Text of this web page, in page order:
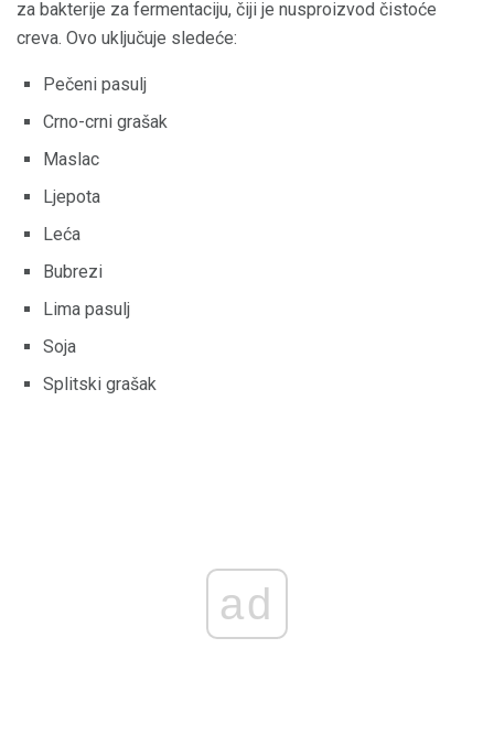
za bakterije za fermentaciju, čiji je nusproizvod čistoće
creva. Ovo uključuje sledeće:
Pečeni pasulj
Crno-crni grašak
Maslac
Ljepota
Leća
Bubrezi
Lima pasulj
Soja
Splitski grašak
ad